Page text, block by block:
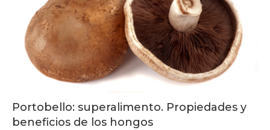
Portobello: superalimento. Propiedades y
beneficios de los hongos